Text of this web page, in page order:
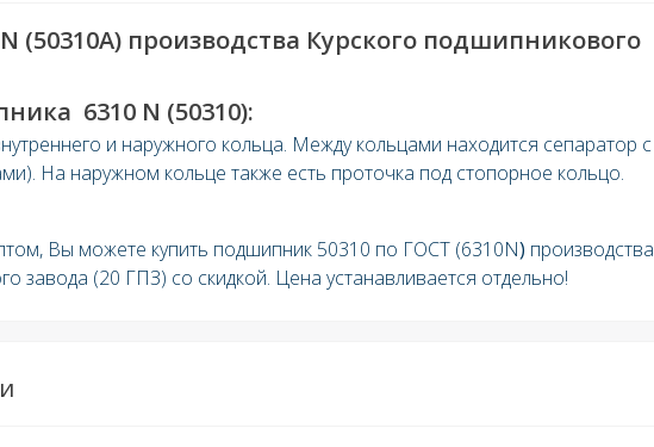
(50310А) производства Курского подшипникового
6310 N (50310):
и наружного кольца. Между кольцами находится сепаратор с
На наружном кольце также есть проточка под стопорное кольцо.
Вы можете купить подшипник 50310 по ГОСТ (6310N) производства
завода (20 ГПЗ) со скидкой. Цена устанавливается отдельно!